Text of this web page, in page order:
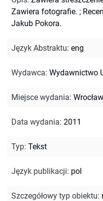
Zawiera fotografie. ;
Jakub Pokora.
Język Abstraktu: eng
Wydawca: Wydawnictwo
Miejsce wydania: Wrocław
Data wydania: 2011
Typ: Tekst
Język publikacji: pol
Szczegółowy typ obiektu: